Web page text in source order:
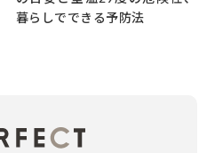
暮らしでできる予防法